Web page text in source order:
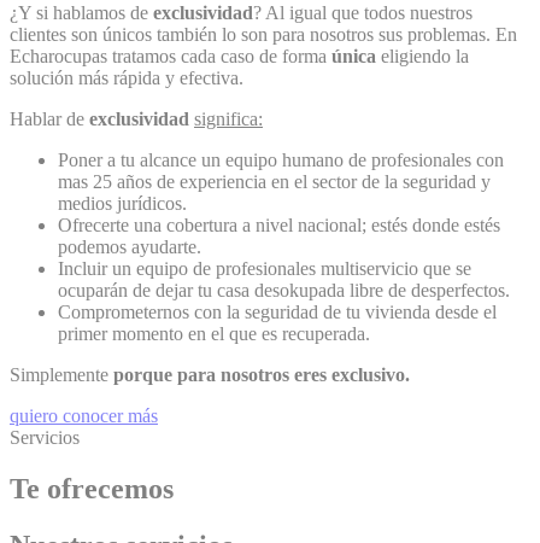
¿Y si hablamos de exclusividad? Al igual que todos nuestros
clientes son únicos también lo son para nosotros sus problemas. En
Echarocupas tratamos cada caso de forma única eligiendo la
solución más rápida y efectiva.
Hablar de exclusividad significa:
Poner a tu alcance un equipo humano de profesionales con
mas 25 años de experiencia en el sector de la seguridad y
medios jurídicos.
Ofrecerte una cobertura a nivel nacional; estés donde estés
podemos ayudarte.
Incluir un equipo de profesionales multiservicio que se
ocuparán de dejar tu casa desokupada libre de desperfectos.
Comprometernos con la seguridad de tu vivienda desde el
primer momento en el que es recuperada.
Simplemente porque para nosotros eres exclusivo.
quiero conocer más
Servicios
Te ofrecemos